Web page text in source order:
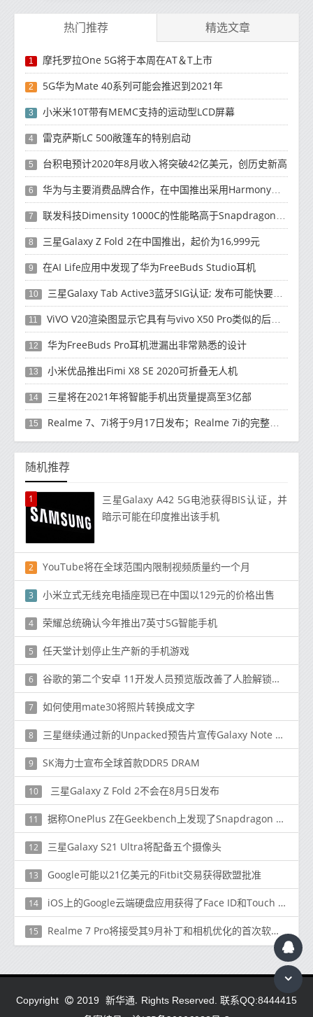
热门推荐 精选文章
1 摩托罗拉One 5G将于本周在AT＆T上市
2 5G华为Mate 40系列可能会推迟到2021年
3 小米米10T带有MEMC支持的运动型LCD屏幕
4 雷克萨斯LC 500敞篷车的特别启动
5 台积电预计2020年8月收入将突破42亿美元，创历史新高
6 华为与主要消费品牌合作，在中国推出采用HarmonyOS 2.0的智能家居产品
7 联发科技Dimensity 1000C的性能略高于Snapdragon 765G
8 三星Galaxy Z Fold 2在中国推出，起价为16,999元
9 在AI Life应用中发现了华为FreeBuds Studio耳机
10 三星Galaxy Tab Active3蓝牙SIG认证; 发布可能快要结束了
11 ViVO V20渲染图显示它具有与vivo X50 Pro类似的后部设计
12 华为FreeBuds Pro耳机泄漏出非常熟悉的设计
13 小米优品推出Fimi X8 SE 2020可折叠无人机
14 三星将在2021年将智能手机出货量提高至3亿部
15 Realme 7、7i将于9月17日发布；Realme 7i的完整规格并导致泄漏
随机推荐
1
三星Galaxy A42 5G电池获得BIS认证，并
暗示可能在印度推出该手机
2 YouTube将在全球范围内限制视频质量约一个月
3 小米立式无线充电插座现已在中国以129元的价格出售
4 荣耀总统确认今年推出7英寸5G智能手机
5 任天堂计划停止生产新的手机游戏
6 谷歌的第二个安卓 11开发人员预览版改善了人脸解锁系统,增加了许多新功能
7 如何使用mate30将照片转换成文字
8 三星继续通过新的Unpacked预告片宣传Galaxy Note 20 5G事件
9 SK海力士宣布全球首款DDR5 DRAM
10 三星Galaxy Z Fold 2不会在8月5日发布
11 据称OnePlus Z在Geekbench上发现了Snapdragon 765G
12 三星Galaxy S21 Ultra将配备五个摄像头
13 Google可能以21亿美元的Fitbit交易获得欧盟批准
14 iOS上的Google云端硬盘应用获得了Face ID和Touch ID支持
15 Realme 7 Pro将接受其9月补丁和相机优化的首次软件更新
Copyright 2019 新华通. Rights Reserved. 联系QQ:8444415